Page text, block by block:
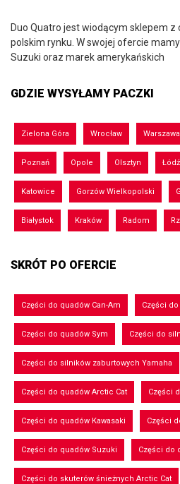
Duo Quatro jest wiodącym sklepem z
polskim rynku. W swojej ofercie
Suzuki oraz marek amerykańskich
GDZIE WYSYŁAMY PACZKI
Zielona Góra Wrocław Warszawa
Poznań Opole Olsztyn Łódź
Katowice Gorzów Wielkopolski
Białystok Kraków Radom
SKRÓT PO OFERCIE
Części do quadów Can-Am Części
Części do quadów Sym Części do
Części do silników zaburtowych Yamaha
Części do quadów Arctic Cat Części
Części do quadów Kawasaki Części
Części do quadów Suzuki Części do
Części do skuterów śnieżnych Arctic Cat